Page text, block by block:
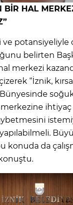
BİR HAL
ve potansiyeliyle
belirten
merkezi
“İznik,
ihtiyaç
konuda da